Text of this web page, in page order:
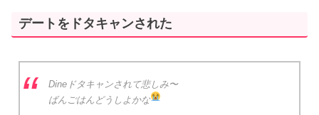
デートをドタキャンされた
Dineドタキャンされて悲しみ〜
ばんごはんどうしよかな